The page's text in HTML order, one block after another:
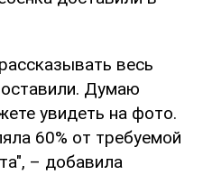
весь
Думаю
увидеть на фото.
60% от требуемой
– добавила